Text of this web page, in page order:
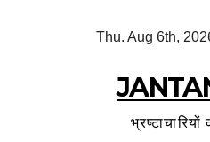
Thu. Aug 6th,
भ्रष्टाचारियों